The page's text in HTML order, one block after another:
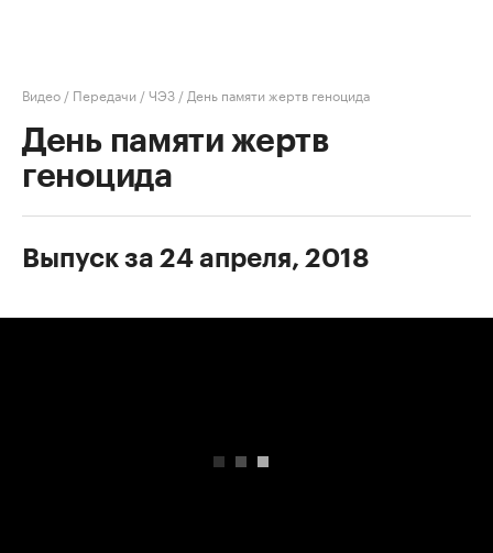
Видео / Передачи /ЧЭЗ / День памяти жертв геноцида
День памяти жертв
геноцида
Выпуск за 24 апреля, 2018